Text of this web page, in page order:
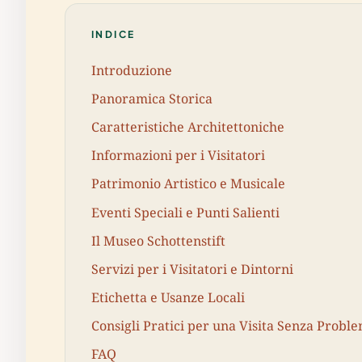
INDICE
Introduzione
Panoramica Storica
Caratteristiche Architettoniche
Informazioni per i Visitatori
Patrimonio Artistico e Musicale
Eventi Speciali e Punti Salienti
Il Museo Schottenstift
Servizi per i Visitatori e Dintorni
Etichetta e Usanze Locali
Consigli Pratici per una Visita Senza
FAQ